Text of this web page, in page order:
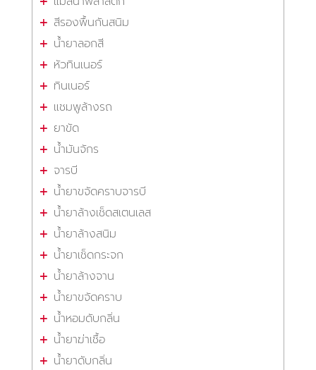
สีรองพื้นกันสนิม
น้ำยาลอกสี
หัวทินเนอร์
ทินเนอร์
แชมพูล้างรถ
ยาขัด
น้ำมันจักร
จารบี
น้ำยาขจัดคราบจารบี
น้ำยาล้างเช็ดสเตนเลส
น้ำยาล้างสนิม
น้ำยาเช็ดกระจก
น้ำยาล้างจาน
น้ำยาขจัดคราบ
น้ำหอมดับกลิ่น
น้ำยาฆ่าเชื้อ
น้ำยาดับกลิ่น